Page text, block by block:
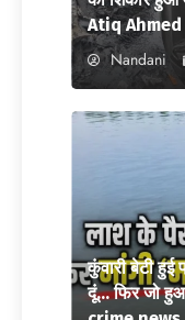
Atiq
Nandani
कुंवारी बेटी हुई
दूं… फिर जो